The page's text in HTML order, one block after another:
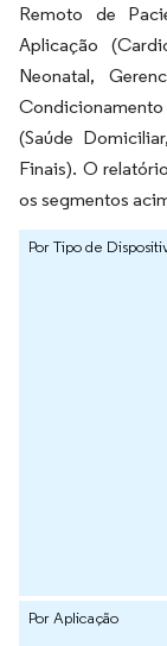
Remoto de
Aplicação
Neonatal,
(Saúde
Finais). O
os segmentos
Por Tipo de
Por Aplicação